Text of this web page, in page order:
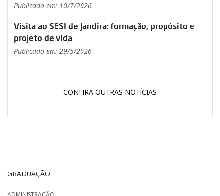
Publicado em: 10/7/2026
Visita ao SESI de Jandira: formação, propósito e
projeto de vida
Publicado em: 29/5/2026
CONFIRA OUTRAS NOTÍCIAS
GRADUAÇÃO